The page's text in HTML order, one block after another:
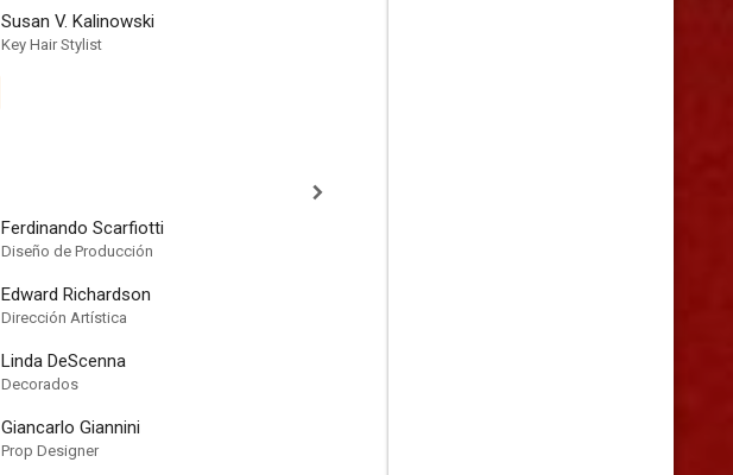
Susan V. Kalinowski
Key Hair Stylist
Ferdinando Scarfiotti
Diseño de Producción
Edward Richardson
Dirección Artística
Linda DeScenna
Decorados
Giancarlo Giannini
Prop Designer